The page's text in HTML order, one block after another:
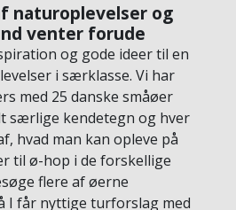
naturoplevelser og
venter forude
og gode ideer til en
i særklasse. Vi har
med 25 danske småøer
særlige kendetegn og hver
hvad man kan opleve på
til ø-hop i de forskellige
flere af øerne
I får nyttige turforslag med